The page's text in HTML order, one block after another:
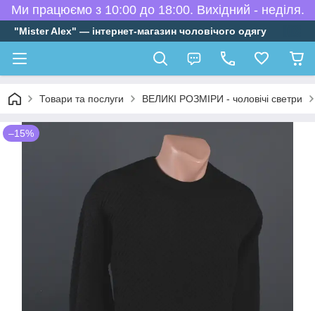
Ми працюємо з 10:00 до 18:00. Вихідний - неділя.
"Mister Alex" — інтернет-магазин чоловічого одягу
Товари та послуги ВЕЛИКІ РОЗМІРИ - чоловічі светри
–15%